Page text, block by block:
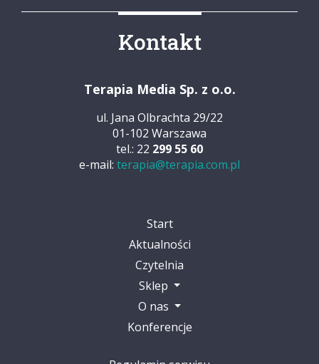
Kontakt
Terapia Media Sp. z o.o.
ul. Jana Olbrachta 29/22
01-102 Warszawa
tel.: 22 299 55 60
e-mail: terapia@terapia.com.pl
Start
Aktualności
Czytelnia
Sklep
O nas
Konferencje